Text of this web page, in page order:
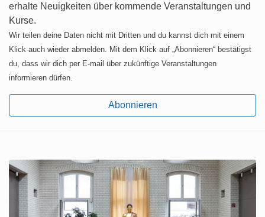
erhalte Neuigkeiten über kommende Veranstaltungen und
Kurse.
Wir teilen deine Daten nicht mit Dritten und du kannst dich mit einem
Klick auch wieder abmelden. Mit dem Klick auf „Abonnieren“ bestätigst
du, dass wir dich per E-mail über zukünftige Veranstaltungen
informieren dürfen.
Abonnieren